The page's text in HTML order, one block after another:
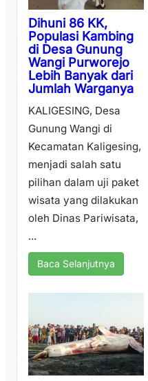
Dihuni 86 KK,
Populasi Kambing
di Desa Gunung
Wangi Purworejo
Lebih Banyak dari
Jumlah Warganya
KALIGESING, Desa
Gunung Wangi di
Kecamatan Kaligesing,
menjadi salah satu
pilihan dalam uji paket
wisata yang dilakukan
oleh Dinas Pariwisata,
...
Baca Selanjutnya